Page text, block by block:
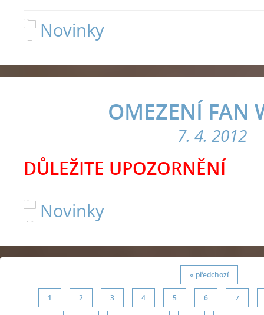
Novinky
OMEZENÍ FAN
7. 4. 2012
DŮLEŽITE UPOZORNĚNÍ
Novinky
« předchozí
1 2 3 4 5 6 7